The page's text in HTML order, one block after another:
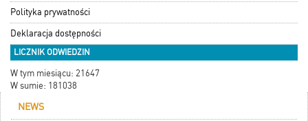
Polityka prywatności
Deklaracja dostępności
LICZNIK ODWIEDZIN
W tym miesiącu: 21647
W sumie: 181038
NEWS